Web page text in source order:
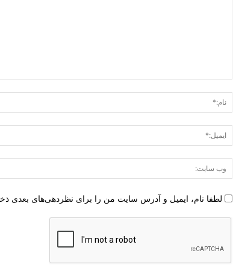
لطفا نام، ایمیل و آدرس سایت من را برای نظردهی‌های بعدی